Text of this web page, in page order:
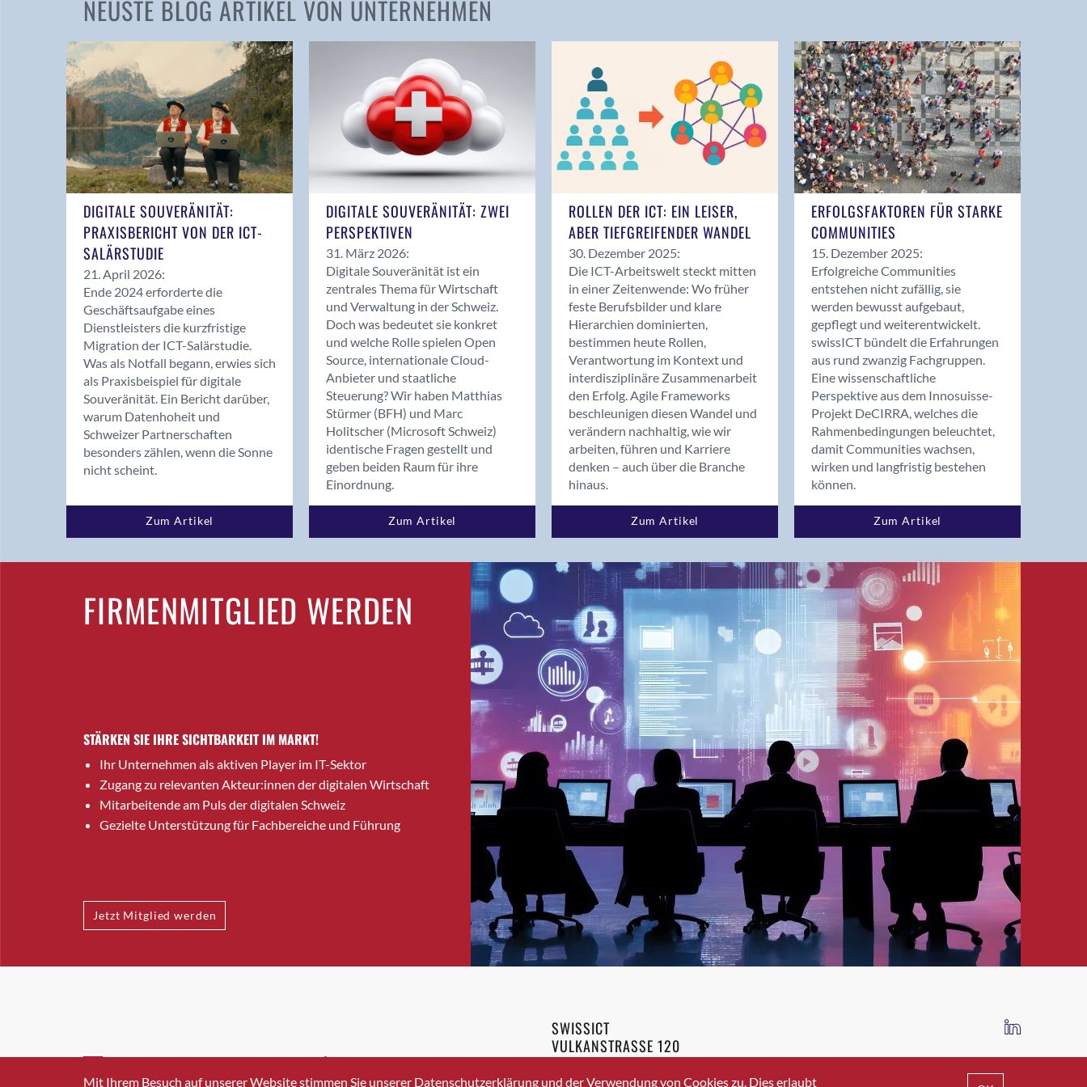
Andelfingen
Balsthal
Balzers
Bassersdorf
Benken (SG)
Bergdietikon
Bern - Liebefeld
Bolligen
Bonaduz
Bonstetten
Bottighofen
Bremgarten bei Bern
Brig-Glis
Bronschhofen
Brugg AG
Brütten
Bubendorf
Buchs (SG)
Bäretswil
Bülach
Cazis
Cham
Davos Platz
Davos Platz 1
NEUSTE BLOG ARTIKEL VON UNTERNEHMEN
DIGITALE SOUVERÄNITÄT:
PRAXISBERICHT VON DER ICT-
SALÄRSTUDIE
21. April 2026:
Ende 2024 erforderte die
Geschäftsaufgabe eines
Dienstleisters die kurzfristige
Migration der ICT-Salärstudie.
Was als Notfall begann, erwies sich
als Praxisbeispiel für digitale
Souveränität. Ein Bericht darüber,
warum Datenhoheit und
Schweizer Partnerschaften
besonders zählen, wenn die Sonne
nicht scheint.
Zum Artikel
DIGITALE SOUVERÄNITÄT: ZWEI
PERSPEKTIVEN
31. März 2026:
Digitale Souveränität ist ein
zentrales Thema für Wirtschaft
und Verwaltung in der Schweiz.
Doch was bedeutet sie konkret
und welche Rolle spielen Open
Source, internationale Cloud-
Anbieter und staatliche
Steuerung? Wir haben Matthias
Stürmer (BFH) und Marc
Holitscher (Microsoft Schweiz)
identische Fragen gestellt und
geben beiden Raum für ihre
Einordnung.
Zum Artikel
ROLLEN DER ICT: EIN LEISER,
ABER TIEFGREIFENDER WANDEL
30. Dezember 2025:
Die ICT-Arbeitswelt steckt mitten
in einer Zeitenwende: Wo früher
feste Berufsbilder und klare
Hierarchien dominierten,
bestimmen heute Rollen,
Verantwortung im Kontext und
interdisziplinäre Zusammenarbeit
den Erfolg. Agile Frameworks
beschleunigen diesen Wandel und
verändern nachhaltig, wie wir
arbeiten, führen und Karriere
denken – auch über die Branche
hinaus.
Zum Artikel
ERFOLGSFAKTOREN FÜR STARKE
COMMUNITIES
15. Dezember 2025:
Erfolgreiche Communities
entstehen nicht zufällig, sie
werden bewusst aufgebaut,
gepflegt und weiterentwickelt.
swissICT bündelt die Erfahrungen
aus rund zwanzig Fachgruppen.
Eine wissenschaftliche
Perspektive aus dem Innosuisse-
Projekt DeCIRRA, welches die
Rahmenbedingungen beleuchtet,
damit Communities wachsen,
wirken und langfristig bestehen
können.
Zum Artikel
FIRMENMITGLIED WERDEN
STÄRKEN SIE IHRE SICHTBARKEIT IM MARKT!
Ihr Unternehmen als aktiven Player im IT-Sektor
Zugang zu relevanten Akteur:innen der digitalen Wirtschaft
Mitarbeitende am Puls der digitalen Schweiz
Gezielte Unterstützung für Fachbereiche und Führung
Jetzt Mitglied werden
INFO@SWISSICT.CH +41 43 336 40 20
SWISSICT
VULKANSTRASSE 120
8048 ZURICH
IMPRESSUM DATENSCHUTZ AGB
Mit Ihrem Besuch auf unserer Website stimmen Sie unserer Datenschutzerklärung und der Verwendung von Cookies zu. Dies erlaubt